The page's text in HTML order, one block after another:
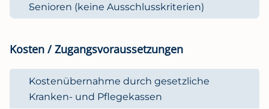
Senioren (keine Ausschlusskriterien)
Kosten / Zugangsvoraussetzungen
Kostenübernahme durch gesetzliche
Kranken- und Pflegekassen